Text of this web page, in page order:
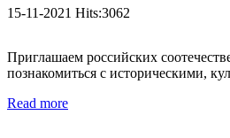
15-11-2021 Hits:3062
Приглашаем российских
познакомиться с историческими,
Read more